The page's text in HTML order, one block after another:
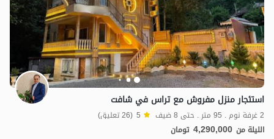
استئجار منزل مفروش مع تراس في شافت
2 غرفة نوم . 95 متر . حتى 8 ضيف 5 (26 تعليق)
الليلة من 4,290,000 تومان